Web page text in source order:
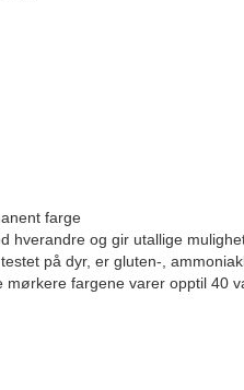
farge
hverandre og gir utallige
på dyr, er gluten-,
mørkere fargene varer opptil 40